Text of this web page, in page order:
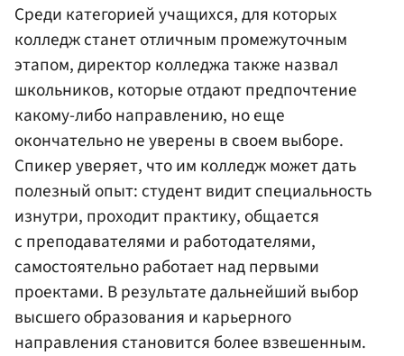
Среди категорией учащихся, для которых
колледж станет отличным промежуточным
этапом, директор колледжа также назвал
школьников, которые отдают предпочтение
какому-либо направлению, но еще
окончательно не уверены в своем выборе.
Спикер уверяет, что им колледж может дать
полезный опыт: студент видит специальность
изнутри, проходит практику, общается
с преподавателями и работодателями,
самостоятельно работает над первыми
проектами. В результате дальнейший выбор
высшего образования и карьерного
направления становится более взвешенным.